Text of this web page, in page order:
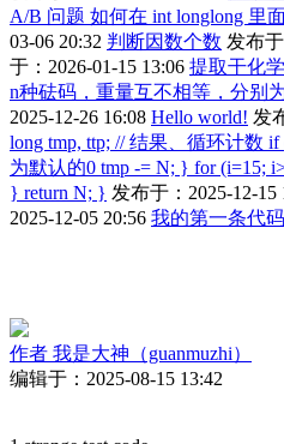
A/B 问题 如何在 int longlong 里
03-06 20:32 判断因数个数 发布
于：2026-01-15 13:06 提取干化
n种砝码，重量互不相等，分别
2025-12-26 16:08 Hello world! 发
long tmp, ttp; // 结果、循环计数
为默认的0 tmp -= N; } for (i=15;
} return N; } 发布于：2025-12-15
2025-12-05 20:56 我的第一条代码
作者 我是大神（guanmuzhi）
编辑于：2025-08-15 13:42